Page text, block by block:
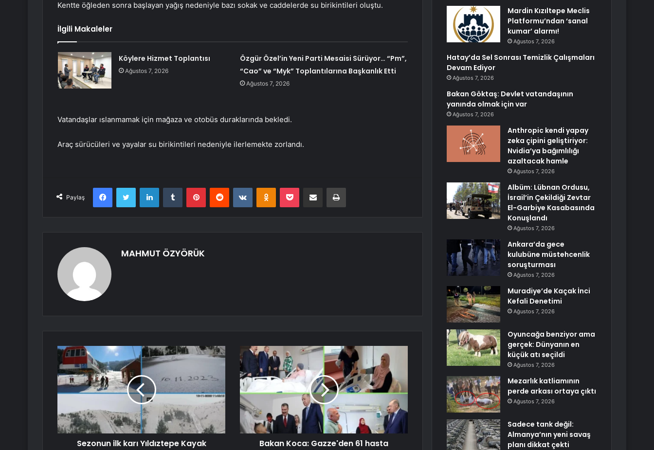
Kentte öğleden sonra başlayan yağış nedeniyle bazı sokak ve caddelerde su birikintileri oluştu.
İlgili Makaleler
Köylere Hizmet Toplantısı
Ağustos 7, 2026
Özgür Özel’in Yeni Parti Mesaisi Sürüyor… “Pm”,
“Cao” ve “Myk” Toplantılarına Başkanlık Etti
Ağustos 7, 2026
Vatandaşlar ıslanmamak için mağaza ve otobüs duraklarında bekledi.
Araç sürücüleri ve yayalar su birikintileri nedeniyle ilerlemekte zorlandı.
Paylaş
FacebookTwitter LinkedInTumblr PinterestReddit VKontakteOdnoklassniki
Pocket E-Posta ile paylaş Yazdır
MAHMUT ÖZYÖRÜK
Sezonun ilk karı Yıldıztepe Kayak
Bakan Koca: Gazze'den 61 hasta
Mardin Kızıltepe Meclis
Platformu’ndan ‘sanal
kumar’ alarmı!
Ağustos 7, 2026
Hatay’da Sel Sonrası Temizlik Çalışmaları
Devam Ediyor
Ağustos 7, 2026
Bakan Göktaş: Devlet vatandaşının
yanında olmak için var
Ağustos 7, 2026
Anthropic kendi yapay
zeka çipini geliştiriyor:
Nvidia’ya bağımlılığı
azaltacak hamle
Ağustos 7, 2026
Albüm: Lübnan Ordusu,
İsrail’in Çekildiği Zevtar
El-Garbiye Kasabasında
Konuşlandı
Ağustos 7, 2026
Ankara’da gece
kulubüne müstehcenlik
soruşturması
Ağustos 7, 2026
Muradiye’de Kaçak İnci
Kefali Denetimi
Ağustos 7, 2026
Oyuncağa benziyor ama
gerçek: Dünyanın en
küçük atı seçildi
Ağustos 7, 2026
Mezarlık katliamının
perde arkası ortaya çıktı
Ağustos 7, 2026
Sadece tank değil:
Almanya’nın yeni savaş
planı dikkat çekti